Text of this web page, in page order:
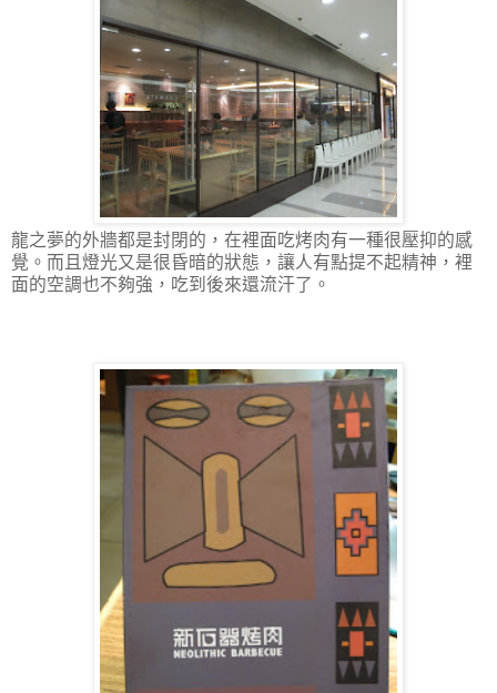
龍之夢的外牆都是封閉的，在裡面吃烤肉有一種很壓抑的感
覺。而且燈光又是很昏暗的狀態，讓人有點提不起精神，裡
面的空調也不夠強，吃到後來還流汗了。